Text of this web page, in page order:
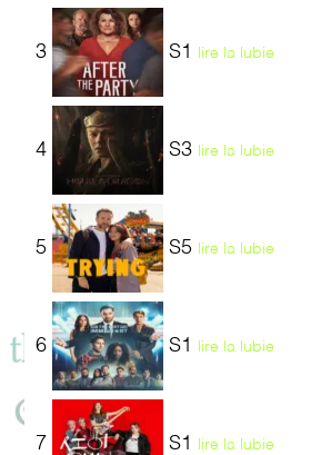
3 S1 lire la lubie
4 S3 lire la lubie
5 S5 lire la lubie
6 S1 lire la lubie
7 S1 lire la lubie